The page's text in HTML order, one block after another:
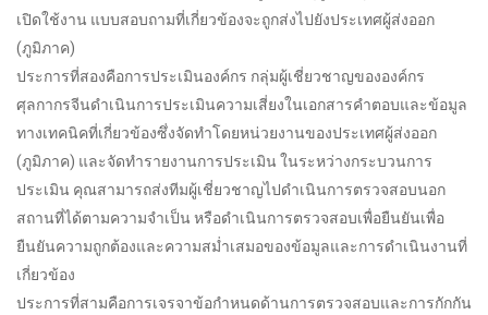
เปิดใช้งาน แบบสอบถามที่เกี่ยวข้องจะถูกส่งไปยังประเทศผู้ส่งออก
(ภูมิภาค)
ประการที่สองคือการประเมินองค์กร กลุ่มผู้เชี่ยวชาญขององค์กร
ศุลกากรจีนดำเนินการประเมินความเสี่ยงในเอกสารคำตอบและข้อมูล
ทางเทคนิคที่เกี่ยวข้องซึ่งจัดทำโดยหน่วยงานของประเทศผู้ส่งออก
(ภูมิภาค) และจัดทำรายงานการประเมิน ในระหว่างกระบวนการ
ประเมิน คุณสามารถส่งทีมผู้เชี่ยวชาญไปดำเนินการตรวจสอบนอก
สถานที่ได้ตามความจำเป็น หรือดำเนินการตรวจสอบเพื่อยืนยันเพื่อ
ยืนยันความถูกต้องและความสม่ำเสมอของข้อมูลและการดำเนินงานที่
เกี่ยวข้อง
ประการที่สามคือการเจรจาข้อกำหนดด้านการตรวจสอบและการกักกัน